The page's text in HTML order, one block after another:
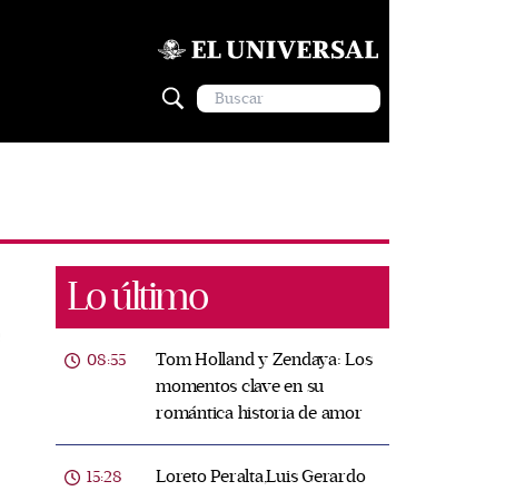
Lo último
08:55
Tom Holland y Zendaya: Los
momentos clave en su
romántica historia de amor
15:28
Loreto Peralta,Luis Gerardo